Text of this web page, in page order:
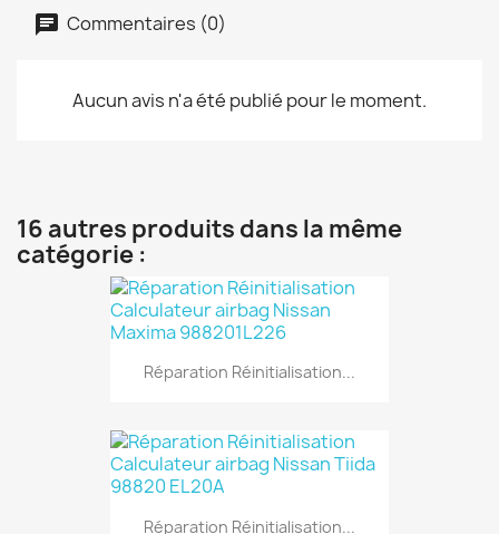
Commentaires (0)
Aucun avis n'a été publié pour le moment.
16 autres produits dans la même
catégorie :
Réparation Réinitialisation...
Réparation Réinitialisation...